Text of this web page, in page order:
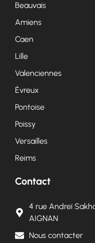
Beauvais
Amiens
Caen
Lille
Valenciennes
Évreux
Pontoise
Poissy
Versailles
Reims
Contact
4 rue Andreï
AIGNAN
Nous contacter